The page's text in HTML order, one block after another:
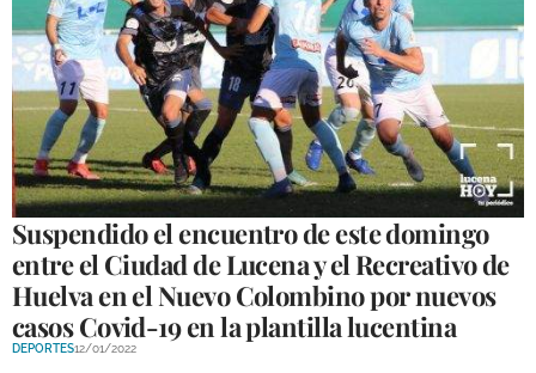
Suspendido el encuentro de este domingo
entre el Ciudad de Lucena y el Recreativo de
Huelva en el Nuevo Colombino por nuevos
casos Covid-19 en la plantilla lucentina
DEPORTES12/01/2022